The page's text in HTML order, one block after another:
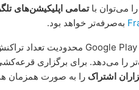
می‌توان باتمامی اپلیکیشن‌های
به‌صرفه‌تر خواهد بود.
را می‌دهد. برای برگزاری
اشتراک را به صورت همزمان